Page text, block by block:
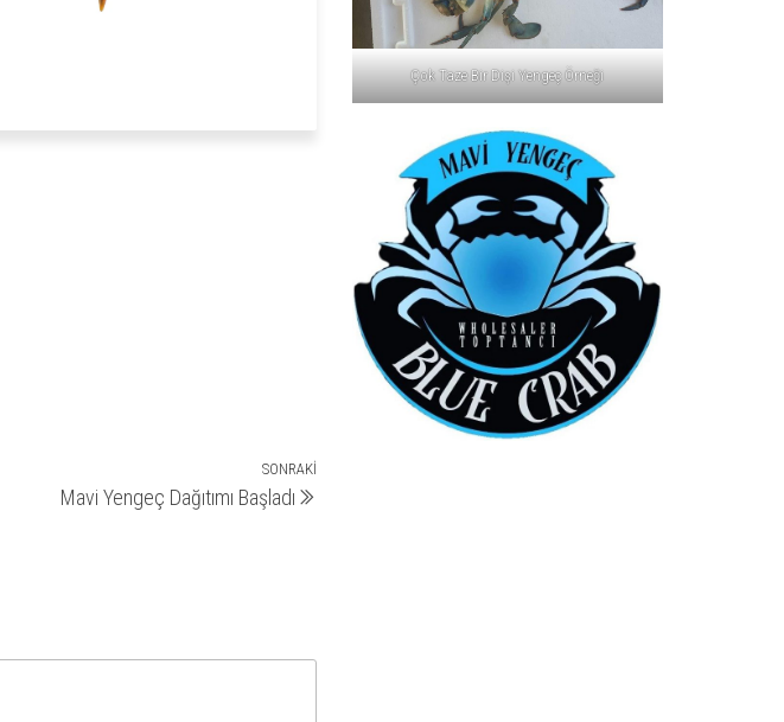
Sonraki
SONRAKI
Mavi Yengeç Dağıtımı Başladı
Çok Taze Bir Dişi Yengeç Örneği